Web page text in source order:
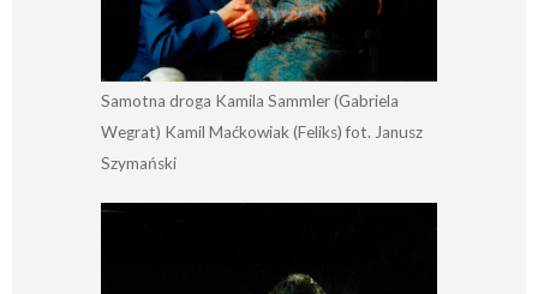
Samotna droga Kamila Sammler (Gabriela
Wegrat) Kamil Maćkowiak (Feliks) fot. Janusz
Szymański